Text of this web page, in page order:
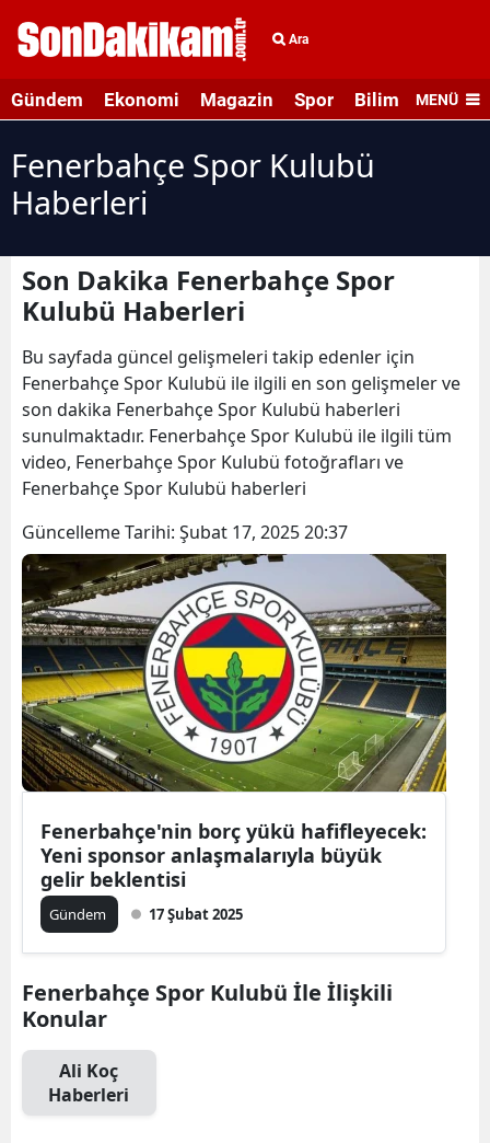
Ara
Gündem Ekonomi Magazin Spor Bilim veMENÜ
Fenerbahçe Spor Kulubü
Haberleri
Son Dakika Fenerbahçe Spor
Kulubü Haberleri
Bu sayfada güncel gelişmeleri takip edenler için
Fenerbahçe Spor Kulubü ile ilgili en son gelişmeler ve
son dakika Fenerbahçe Spor Kulubü haberleri
sunulmaktadır. Fenerbahçe Spor Kulubü ile ilgili tüm
video, Fenerbahçe Spor Kulubü fotoğrafları ve
Fenerbahçe Spor Kulubü haberleri
Güncelleme Tarihi: Şubat 17, 2025 20:37
Fenerbahçe'nin borç yükü hafifleyecek:
Yeni sponsor anlaşmalarıyla büyük
gelir beklentisi
Gündem 17 Şubat 2025
Fenerbahçe Spor Kulubü İle İlişkili
Konular
Ali Koç
Haberleri